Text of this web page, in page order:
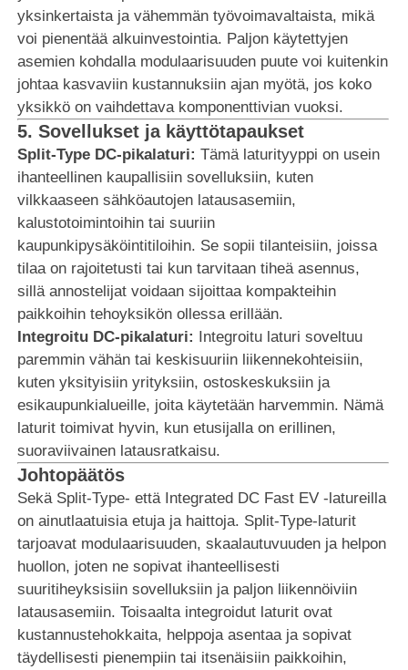
yksinkertaista ja vähemmän työvoimavaltaista, mikä
voi pienentää alkuinvestointia. Paljon käytettyjen
asemien kohdalla modulaarisuuden puute voi kuitenkin
johtaa kasvaviin kustannuksiin ajan myötä, jos koko
yksikkö on vaihdettava komponenttivian vuoksi.
5. Sovellukset ja käyttötapaukset
Split-Type DC-pikalaturi: Tämä laturityyppi on usein
ihanteellinen kaupallisiin sovelluksiin, kuten
vilkkaaseen sähköautojen latausasemiin,
kalustotoimintoihin tai suuriin
kaupunkipysäköintitiloihin. Se sopii tilanteisiin, joissa
tilaa on rajoitetusti tai kun tarvitaan tiheä asennus,
sillä annostelijat voidaan sijoittaa kompakteihin
paikkoihin tehoyksikön ollessa erillään.
Integroitu DC-pikalaturi: Integroitu laturi soveltuu
paremmin vähän tai keskisuuriin liikennekohteisiin,
kuten yksityisiin yrityksiin, ostoskeskuksiin ja
esikaupunkialueille, joita käytetään harvemmin. Nämä
laturit toimivat hyvin, kun etusijalla on erillinen,
suoraviivainen latausratkaisu.
Johtopäätös
Sekä Split-Type- että Integrated DC Fast EV -latureilla
on ainutlaatuisia etuja ja haittoja. Split-Type-laturit
tarjoavat modulaarisuuden, skaalautuvuuden ja helpon
huollon, joten ne sopivat ihanteellisesti
suuritiheyksisiin sovelluksiin ja paljon liikennöiviin
latausasemiin. Toisaalta integroidut laturit ovat
kustannustehokkaita, helppoja asentaa ja sopivat
täydellisesti pienempiin tai itsenäisiin paikkoihin,